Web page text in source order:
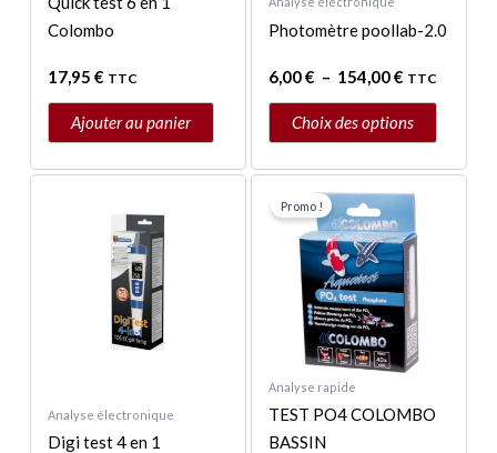
Colombo
17,95€ TTC
Ajouter au panier
Photomètre poollab-2.0
6,00€ – 154,00€ TTC
Choix des options
choisies
la
page
du
Analyse électronique
Digi test 4 en 1
Promo !
Analyse rapide
TEST PO4 COLOMBO
BASSIN
prix
initial
était :
14,95 €.
prix
actuel
est :
12,95 €.